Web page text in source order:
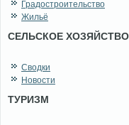
Градостроительство
Жильё
СЕЛЬСКОЕ ХОЗЯЙСТВО
Сводки
Новости
ТУРИЗМ